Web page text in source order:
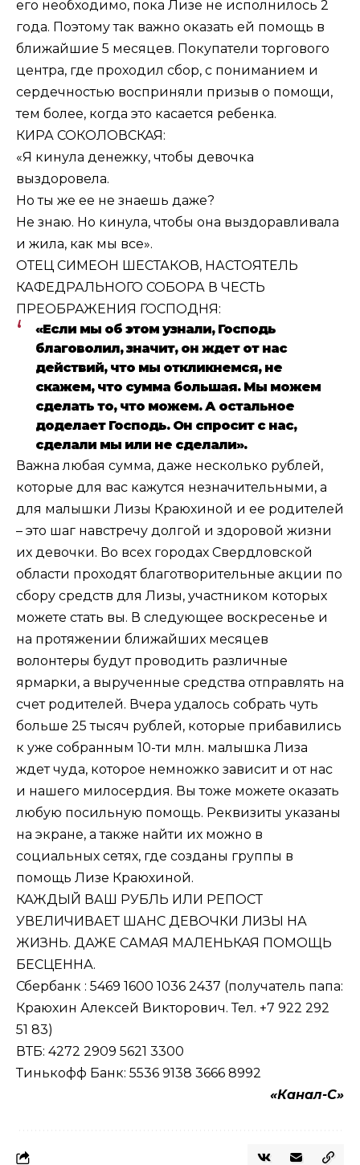
его необходимо, пока Лизе не исполнилось 2
года. Поэтому так важно оказать ей помощь в
ближайшие 5 месяцев. Покупатели торгового
центра, где проходил сбор, с пониманием и
сердечностью восприняли призыв о помощи,
тем более, когда это касается ребенка.
КИРА СОКОЛОВСКАЯ:
«Я кинула денежку, чтобы девочка
выздоровела.
Но ты же ее не знаешь даже?
Не знаю. Но кинула, чтобы она выздоравливала
и жила, как мы все».
ОТЕЦ СИМЕОН ШЕСТАКОВ, НАСТОЯТЕЛЬ
КАФЕДРАЛЬНОГО СОБОРА В ЧЕСТЬ
ПРЕОБРАЖЕНИЯ ГОСПОДНЯ:
«Если мы об этом узнали, Господь
благоволил, значит, он ждет от нас
действий, что мы откликнемся, не
скажем, что сумма большая. Мы можем
сделать то, что можем. А остальное
доделает Господь. Он спросит с нас,
сделали мы или не сделали».
Важна любая сумма, даже несколько рублей,
которые для вас кажутся незначительными, а
для малышки Лизы Краюхиной и ее родителей
– это шаг навстречу долгой и здоровой жизни
их девочки. Во всех городах Свердловской
области проходят благотворительные акции по
сбору средств для Лизы, участником которых
можете стать вы. В следующее воскресенье и
на протяжении ближайших месяцев
волонтеры будут проводить различные
ярмарки, а вырученные средства отправлять на
счет родителей. Вчера удалось собрать чуть
больше 25 тысяч рублей, которые прибавились
к уже собранным 10-ти млн. малышка Лиза
ждет чуда, которое немножко зависит и от нас
и нашего милосердия. Вы тоже можете оказать
любую посильную помощь. Реквизиты указаны
на экране, а также найти их можно в
социальных сетях, где созданы группы в
помощь Лизе Краюхиной.
КАЖДЫЙ ВАШ РУБЛЬ ИЛИ РЕПОСТ
УВЕЛИЧИВАЕТ ШАНС ДЕВОЧКИ ЛИЗЫ НА
ЖИЗНЬ. ДАЖЕ САМАЯ МАЛЕНЬКАЯ ПОМОЩЬ
БЕСЦЕННА.
Сбербанк : 5469 1600 1036 2437 (получатель папа:
Краюхин Алексей Викторович. Тел. +7 922 292
51 83)
ВТБ: 4272 2909 5621 3300
Тинькофф Банк: 5536 9138 3666 8992
«Канал-С»